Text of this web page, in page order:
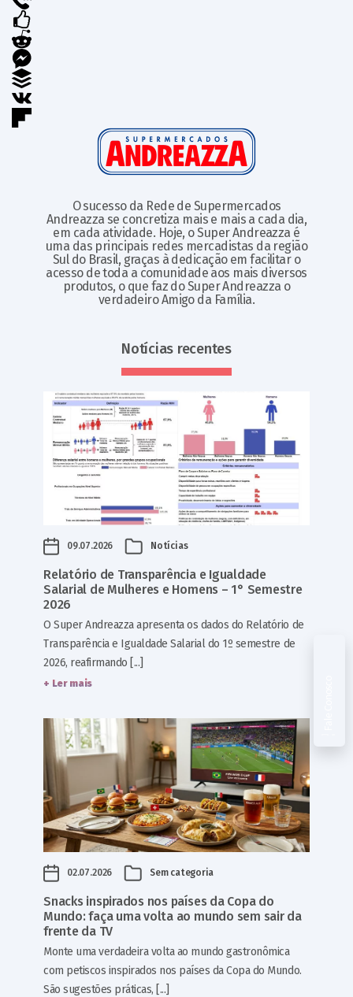
O sucesso da Rede de Supermercados
Andreazza se concretiza mais e mais a cada dia,
em cada atividade. Hoje, o Super Andreazza é
uma das principais redes mercadistas da região
Sul do Brasil, graças à dedicação em facilitar o
acesso de toda a comunidade aos mais diversos
produtos, o que faz do Super Andreazza o
verdadeiro Amigo da Família.
Notícias recentes
09.07.2026 Notícias
Relatório de Transparência e Igualdade
Salarial de Mulheres e Homens – 1° Semestre
2026
O Super Andreazza apresenta os dados do Relatório de
Transparência e Igualdade Salarial do 1º semestre de
2026, reafirmando [...]
+ Ler mais
02.07.2026 Sem categoria
Snacks inspirados nos países da Copa do
Mundo: faça uma volta ao mundo sem sair da
frente da TV
Monte uma verdadeira volta ao mundo gastronômica
com petiscos inspirados nos países da Copa do Mundo.
São sugestões práticas, [...]